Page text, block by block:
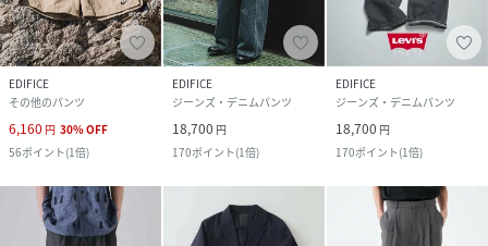
EDIFICE
その他のパンツ
6,160 円 30%OFF
56ポイント(1倍)
EDIFICE
ジーンズ・デニムパンツ
18,700 円
170ポイント(1倍)
EDIFICE
ジーンズ・デニムパンツ
18,700 円
170ポイント(1倍)